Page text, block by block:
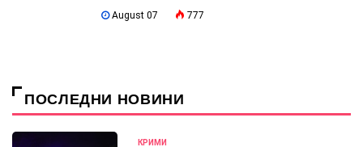
August 07 777
ПОСЛЕДНИ НОВИНИ
КРИМИ